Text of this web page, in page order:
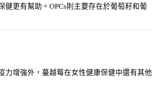
更有幫助。OPCs則主要存在於葡萄籽和葡
力增強外，蔓越莓在女性健康保健中還有其他